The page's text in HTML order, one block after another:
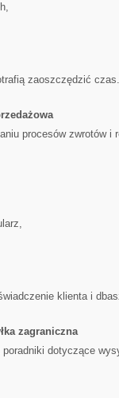
zaoszczędzić czas.
procesów zwrotów i
klienta i
zagraniczna
dotyczące